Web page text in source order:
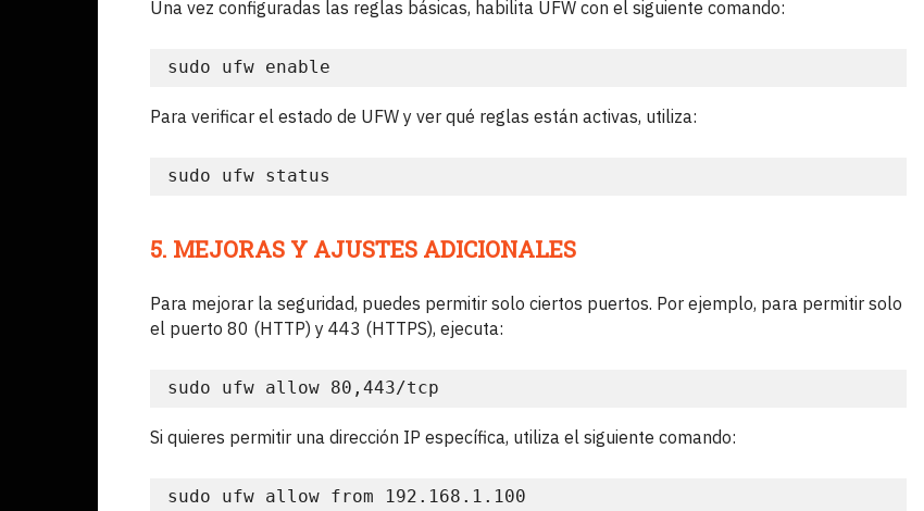
Una vez configuradas las reglas básicas, habilita UFW con el siguiente comando:
sudo ufw enable
Para verificar el estado de UFW y ver qué reglas están activas, utiliza:
sudo ufw status
5. MEJORAS Y AJUSTES ADICIONALES
Para mejorar la seguridad, puedes permitir solo ciertos puertos. Por ejemplo, para permitir solo
el puerto 80 (HTTP) y 443 (HTTPS), ejecuta:
sudo ufw allow 80,443/tcp
Si quieres permitir una dirección IP específica, utiliza el siguiente comando:
sudo ufw allow from 192.168.1.100